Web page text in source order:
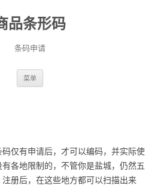
品条形码
条码申请
菜单
仅有申请后，才可以编码，并实际使
各地限制的，不管你是盐城，仍然五
册后，在这些地方都可以扫描出来